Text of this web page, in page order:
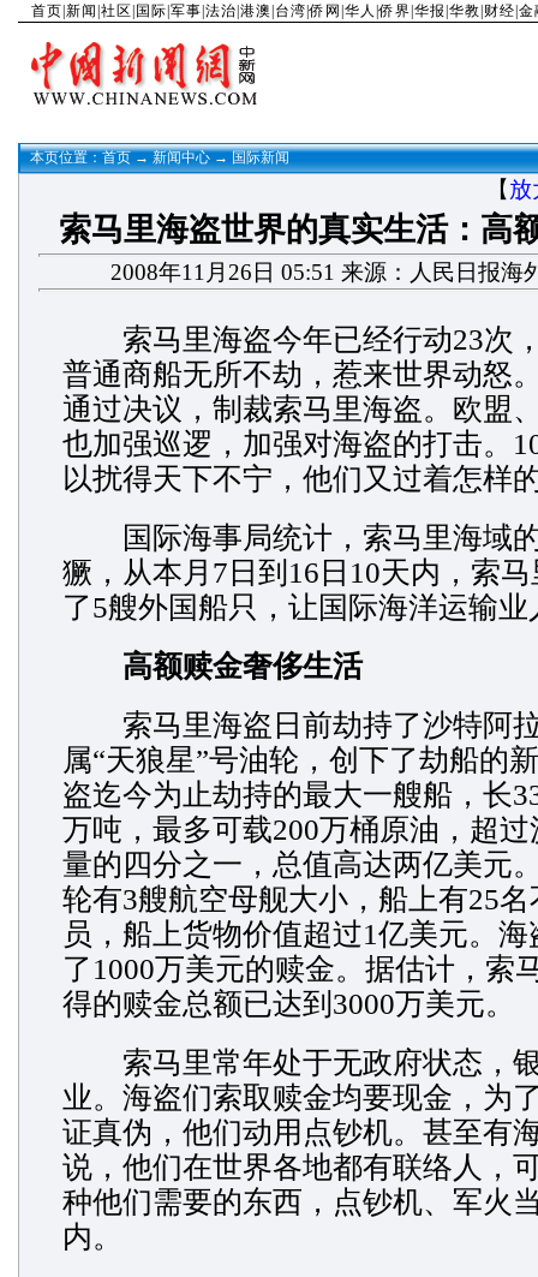
首页 新闻 社区 国际 军事 法治 港澳 台湾 |侨网 华人 |侨界 华报 华教 财经 金
本页位置： 首页 → 新闻中心 → 国际新闻
【放
索马里海盗世界的真实生活：高
2008年11月26日 05:51 来源：人民日报海
索马里海盗今年已经行动23次
普通商船无所不劫，惹来世界动怒
通过决议，制裁索马里海盗。欧盟
也加强巡逻，加强对海盗的打击。
以扰得天下不宁，他们又过着怎样
国际海事局统计，索马里海域
獗，从本月7日到16日10天内，索
了5艘外国船只，让国际海洋运输
高额赎金奢侈生活
索马里海盗日前劫持了沙特阿
属“天狼星”号油轮，创下了劫船的
盗迄今为止劫持的最大一艘船，长
万吨，最多可载200万桶原油，超
量的四分之一，总值高达两亿美元
轮有3艘航空母舰大小，船上有25
员，船上货物价值超过1亿美元。
了1000万美元的赎金。据估计，索
得的赎金总额已达到3000万美元。
索马里常年处于无政府状态，
业。海盗们索取赎金均要现金，为
证真伪，他们动用点钞机。甚至有
说，他们在世界各地都有联络人，
种他们需要的东西，点钞机、军火
内。